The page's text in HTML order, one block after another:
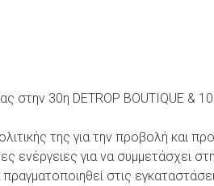
στην 30η DETROP BOUTIQUE &
της για την προβολή και
ενέργειες για να συμμετάσχει
στις